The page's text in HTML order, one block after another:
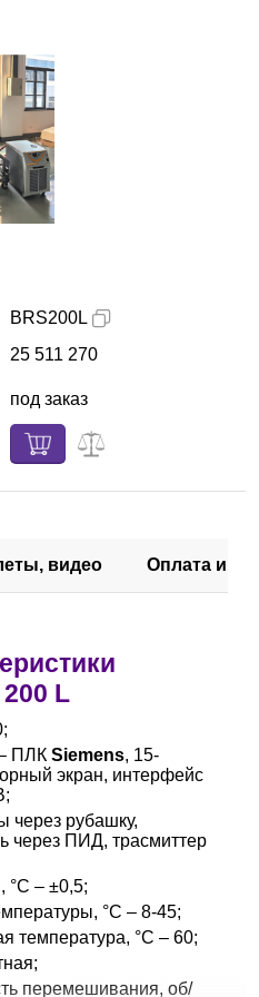
BRS200L
25 511 270
под заказ
видео Оплата и
L
ПЛК Siemens, 15-
экран, интерфейс
через рубашку,
через ПИД, трасмиттер
°С – ±0,5;
°С – 8-45;
температура, °С – 60;
перемешивания, об/